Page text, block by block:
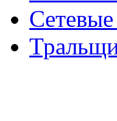
Сетевые